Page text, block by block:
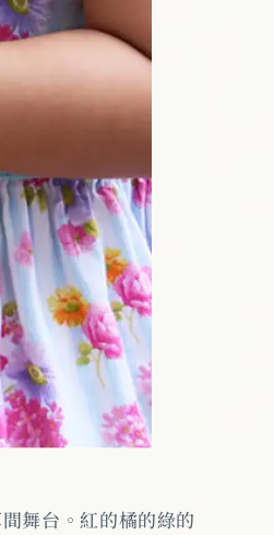
舞台。紅的橘的綠的